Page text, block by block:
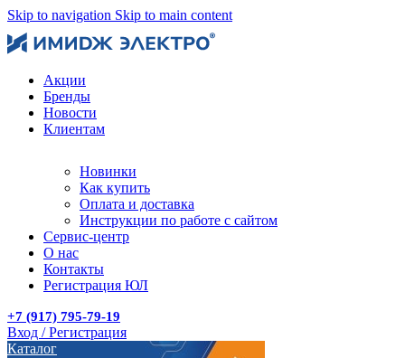
Skip to navigation Skip to main content
Акции
Бренды
Новости
Клиентам
Новинки
Как купить
Оплата и доставка
Инструкции по работе с сайтом
Сервис-центр
О нас
Контакты
Регистрация ЮЛ
+7 (917) 795-79-19
Вход / Регистрация
Каталог